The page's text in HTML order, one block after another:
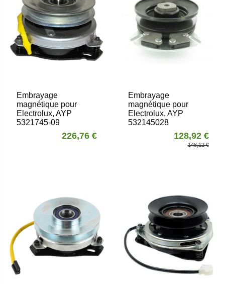
Embrayage
magnétique pour
Electrolux, AYP
5321745-09
226,76 €
Embrayage
magnétique pour
Electrolux, AYP
532145028
128,92 €
148,12 €